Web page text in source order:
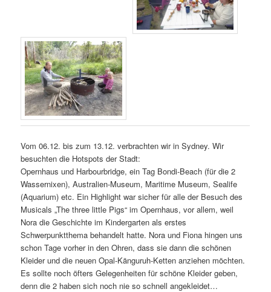
Vom 06.12. bis zum 13.12. verbrachten wir in Sydney. Wir
besuchten die Hotspots der Stadt:
Opernhaus und Harbourbridge, ein Tag Bondi-Beach (für die 2
Wassernixen), Australien-Museum, Maritime Museum, Sealife
(Aquarium) etc. Ein Highlight war sicher für alle der Besuch des
Musicals „The three little Pigs“ im Opernhaus, vor allem, weil
Nora die Geschichte im Kindergarten als erstes
Schwerpunktthema behandelt hatte. Nora und Fiona hingen uns
schon Tage vorher in den Ohren, dass sie dann die schönen
Kleider und die neuen Opal-Känguruh-Ketten anziehen möchten.
Es sollte noch öfters Gelegenheiten für schöne Kleider geben,
denn die 2 haben sich noch nie so schnell angekleidet…